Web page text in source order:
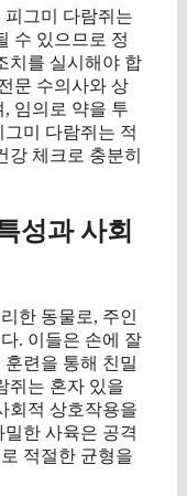
그미 다람쥐는
수 있으므로 정
치를 실시해야 합
문 수의사와 상
임의로 약을 투
미 다람쥐는 적
강 체크로 충분히
성과 사회
한 동물로, 주인
. 이들은 손에 잘
련을 통해 친밀
쥐는 혼자 있을
회적 상호작용을
한 사육은 공격
적절한 균형을